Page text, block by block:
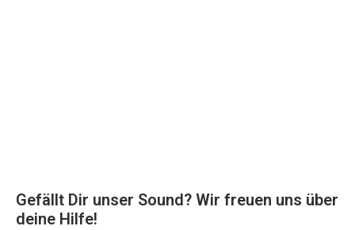
Gefällt Dir unser Sound? Wir freuen uns über
deine Hilfe!